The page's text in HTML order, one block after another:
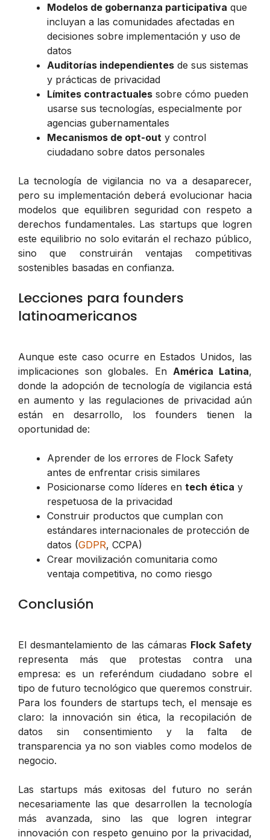
Modelos de gobernanza participativa que
incluyan a las comunidades afectadas en
decisiones sobre implementación y uso de
datos
Auditorías independientes de sus sistemas
y prácticas de privacidad
Límites contractuales sobre cómo pueden
usarse sus tecnologías, especialmente por
agencias gubernamentales
Mecanismos de opt-out y control
ciudadano sobre datos personales
La tecnología de vigilancia no va a desaparecer,
pero su implementación deberá evolucionar hacia
modelos que equilibren seguridad con respeto a
derechos fundamentales. Las startups que logren
este equilibrio no solo evitarán el rechazo público,
sino que construirán ventajas competitivas
sostenibles basadas en confianza.
Lecciones para founders
latinoamericanos
Aunque este caso ocurre en Estados Unidos, las
implicaciones son globales. En América Latina,
donde la adopción de tecnología de vigilancia está
en aumento y las regulaciones de privacidad aún
están en desarrollo, los founders tienen la
oportunidad de:
Aprender de los errores de Flock Safety
antes de enfrentar crisis similares
Posicionarse como líderes en tech ética y
respetuosa de la privacidad
Construir productos que cumplan con
estándares internacionales de protección de
datos (GDPR, CCPA)
Crear movilización comunitaria como
ventaja competitiva, no como riesgo
Conclusión
El desmantelamiento de las cámaras Flock Safety
representa más que protestas contra una
empresa: es un referéndum ciudadano sobre el
tipo de futuro tecnológico que queremos construir.
Para los founders de startups tech, el mensaje es
claro: la innovación sin ética, la recopilación de
datos sin consentimiento y la falta de
transparencia ya no son viables como modelos de
negocio.
Las startups más exitosas del futuro no serán
necesariamente las que desarrollen la tecnología
más avanzada, sino las que logren integrar
innovación con respeto genuino por la privacidad,